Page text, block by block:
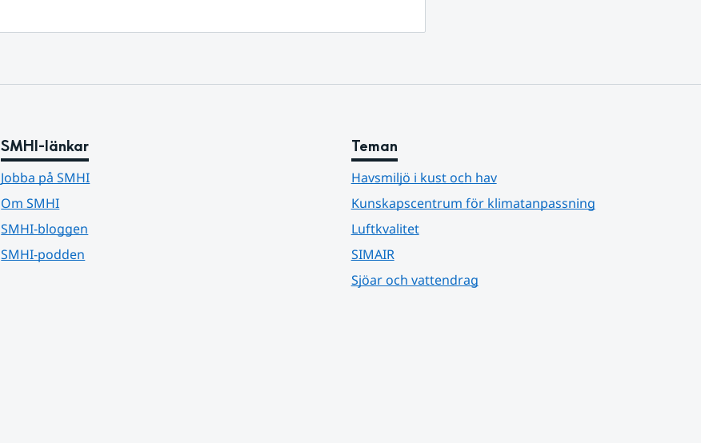
SMHI-länkar
Jobba på SMHI
Om SMHI
SMHI-bloggen
SMHI-podden
Teman
Havsmiljö i kust och hav
Kunskapscentrum för klimatanpassning
Luftkvalitet
SIMAIR
Sjöar och vattendrag